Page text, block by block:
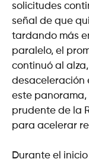
solicitudes
señal de que
tardando más
paralelo, el
continuó al
desaceleración
este
prudente de la
para acelerar
Durante el